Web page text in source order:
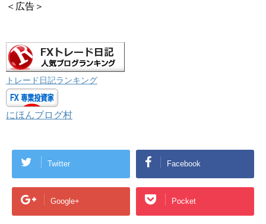
＜広告＞
トレード日記ランキング
にほんブログ村
Twitter Facebook
Google+ Pocket